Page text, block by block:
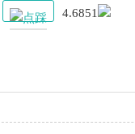
4.6851